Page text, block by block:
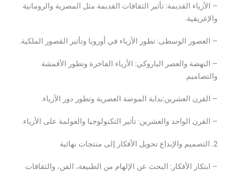
– الأزياء القديمة: تأثير الثقافات القديمة مثل المصرية والرومانية
والإغريقية.
– العصور الوسطى: تطور الأزياء في أوروبا وتأثير القصور الملكية.
– النهضة والعصر الباروكي: الأزياء الفاخرة وتطور الأقمشة
والتصاميم.
– القرن العشرين:بداية الموضة العصرية وتطور دور الأزياء.
– القرن الواحد والعشرين: تأثير التكنولوجيا والعولمة على الأزياء.
2. التصميم والإبداع تحويل الأفكار إلى منتجات نهائية
– ابتكار الأفكار: البحث عن الإلهام من الطبيعة، الفن، والثقافات